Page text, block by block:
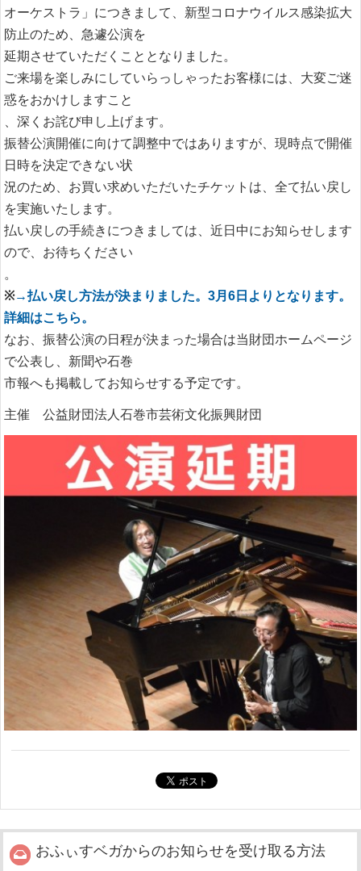
オーケストラ」につきまして、新型コロナウイルス感染拡大
防止のため、急遽公演を
延期させていただくこととなりました。
ご来場を楽しみにしていらっしゃったお客様には、大変ご迷
惑をおかけしますこと
、深くお詫び申し上げます。
振替公演開催に向けて調整中ではありますが、現時点で開催
日時を決定できない状
況のため、お買い求めいただいたチケットは、全て払い戻し
を実施いたします。
払い戻しの手続きにつきましては、近日中にお知らせします
ので、お待ちください
。
※→払い戻し方法が決まりました。3月6日よりとなります。
詳細はこちら。
なお、振替公演の日程が決まった場合は当財団ホームページ
で公表し、新聞や石巻
市報へも掲載してお知らせする予定です。
主催 公益財団法人石巻市芸術文化振興財団
おふぃすベガからのお知らせを受け取る方法